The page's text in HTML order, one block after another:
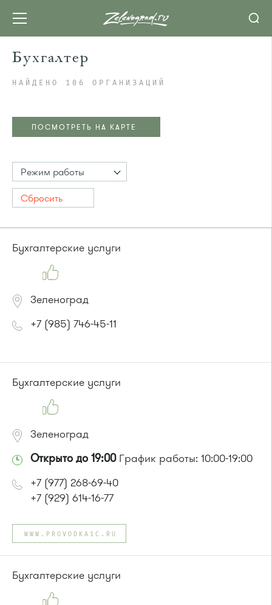
Бухгалтер
НАЙДЕНО 106 ОРГАНИЗАЦИЙ
ПОСМОТРЕТЬ НА КАРТЕ
Режим работы
Сбросить
Бухгалтерские услуги
Зеленоград
+7 (985) 746-45-11
Бухгалтерские услуги
Зеленоград
Открыто до 19:00График работы: 10:00-19:00
+7 (977) 268-69-40
+7 (929) 614-16-77
WWW.PROVODKA1C.RU
Бухгалтерские услуги